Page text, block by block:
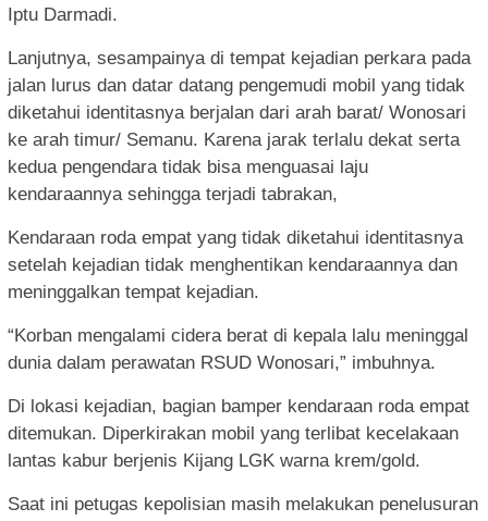
Iptu Darmadi.
Lanjutnya, sesampainya di tempat kejadian perkara pada
jalan lurus dan datar datang pengemudi mobil yang tidak
diketahui identitasnya berjalan dari arah barat/ Wonosari
ke arah timur/ Semanu. Karena jarak terlalu dekat serta
kedua pengendara tidak bisa menguasai laju
kendaraannya sehingga terjadi tabrakan,
Kendaraan roda empat yang tidak diketahui identitasnya
setelah kejadian tidak menghentikan kendaraannya dan
meninggalkan tempat kejadian.
“Korban mengalami cidera berat di kepala lalu meninggal
dunia dalam perawatan RSUD Wonosari,” imbuhnya.
Di lokasi kejadian, bagian bamper kendaraan roda empat
ditemukan. Diperkirakan mobil yang terlibat kecelakaan
lantas kabur berjenis Kijang LGK warna krem/gold.
Saat ini petugas kepolisian masih melakukan penelusuran